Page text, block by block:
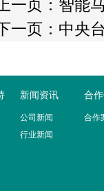
上一页： 智能
一页： 中央
新闻资讯
公司新闻
行业新闻
合
合作